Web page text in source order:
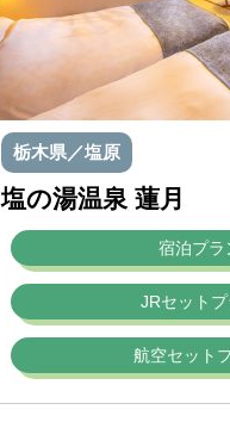
栃木県／塩原
塩の湯温泉 蓮月
宿泊プラ
JRセット
航空セット